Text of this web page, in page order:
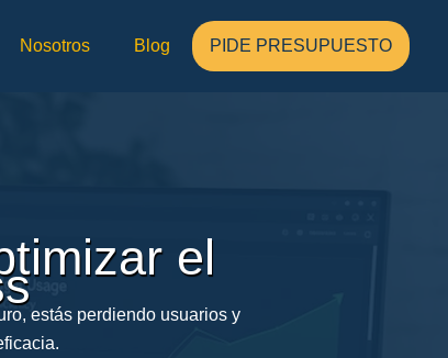
Nosotros Blog PIDE PRESUPUESTO
el
estás perdiendo usuarios y